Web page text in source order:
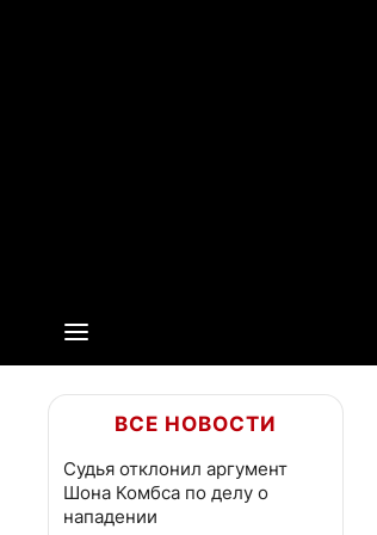
ВСЕ НОВОСТИ
Судья отклонил аргумент
Шона Комбса по делу о
нападении